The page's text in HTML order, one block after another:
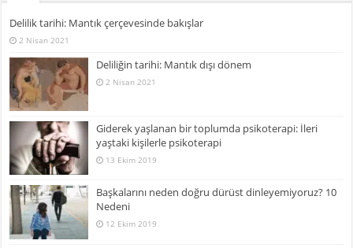
Delilik tarihi: Mantık çerçevesinde bakışlar
2 Nisan 2021
Deliliğin tarihi: Mantık dışı dönem
2 Nisan 2021
Giderek yaşlanan bir toplumda psikoterapi: İleri
yaştaki kişilerle psikoterapi
13 Ekim 2019
Başkalarını neden doğru dürüst dinleyemiyoruz? 10
Nedeni
12 Ekim 2019